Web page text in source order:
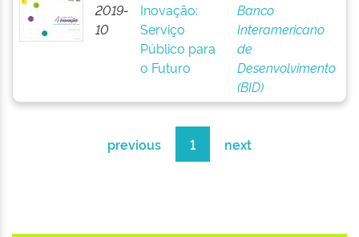
2019-
10
Inovação:
Serviço
Público para
o Futuro
Banco
Interamericano
de
Desenvolvimento
(BID)
previous 1 next